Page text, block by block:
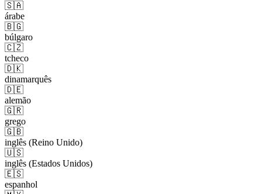
🇸🇦
árabe
🇧🇬
búlgaro
🇨🇿
tcheco
🇩🇰
dinamarquês
🇩🇪
alemão
🇬🇷
grego
🇬🇧
inglês (Reino Unido)
🇺🇸
inglês (Estados Unidos)
🇪🇸
espanhol